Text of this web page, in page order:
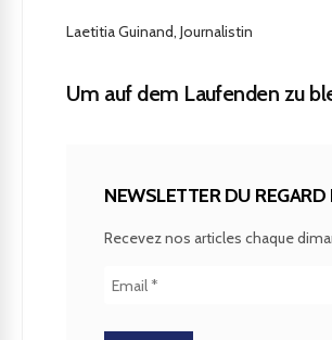
Laetitia Guinand, Journalistin
Um auf dem Laufenden zu
NEWSLETTER DU REGARD
Recevez nos articles chaque